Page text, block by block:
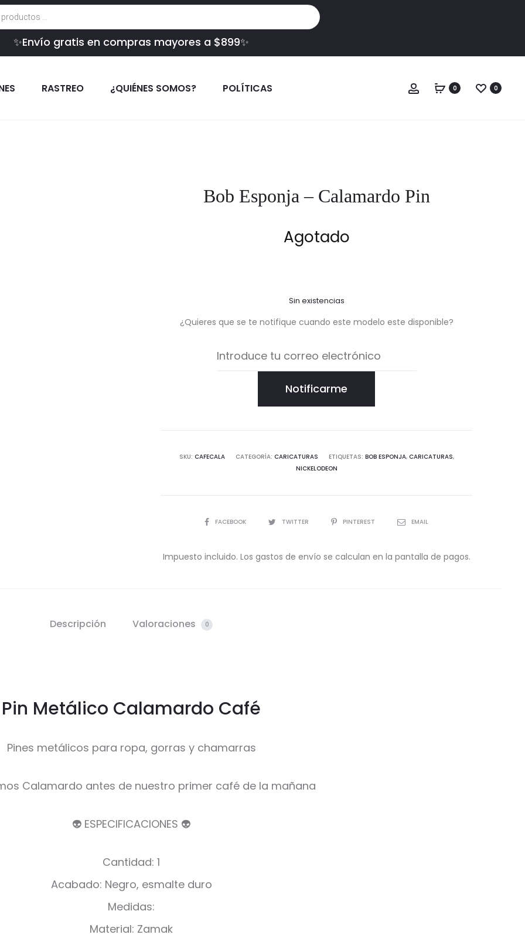
✨Envío gratis en compras mayores a $899✨
RASTREO ¿QUIÉNES SOMOS? POLÍTICAS Cuenta
0 0
Bob Esponja – Calamardo Pin
Agotado
Sin existencias
¿Quieres que se te notifique cuando este modelo este disponible?
Notificarme
SKU: CAFECALA CATEGORÍA: CARICATURAS ETIQUETAS: BOB ESPONJA, CARICATURAS,
NICKELODEON
COMPARTIR
FACEBOOK TWITTER PINTEREST EMAIL
Impuesto incluido. Los gastos de envío se calculan en la pantalla de pagos.
Descripción Valoraciones 0
Pin Metálico Calamardo Café
Pines metálicos para ropa, gorras y chamarras
Calamardo antes de nuestro primer café de la mañana
👽 ESPECIFICACIONES 👽
Cantidad: 1
Acabado: Negro, esmalte duro
Medidas:
Material: Zamak